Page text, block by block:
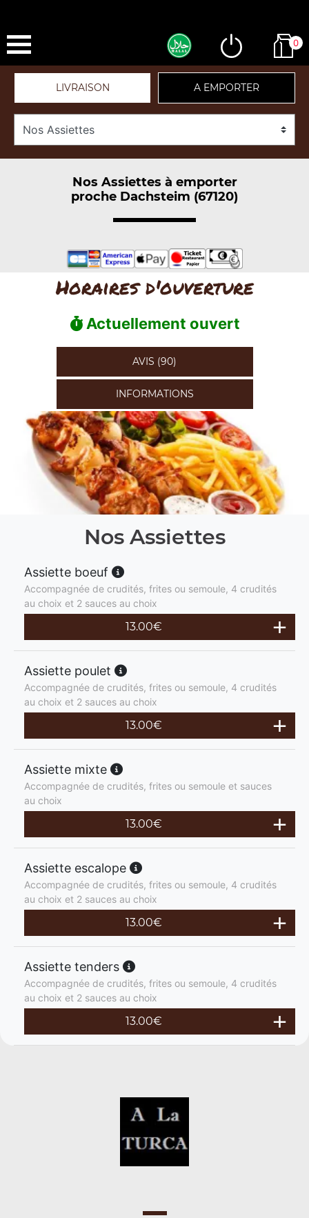
0
LIVRAISON A EMPORTER
Nos Assiettes à emporter
proche Dachsteim (67120)
Horaires d'ouverture
Actuellement ouvert
AVIS (90)
INFORMATIONS
Nos Assiettes
Assiette boeuf
Accompagnée de crudités, frites ou semoule, 4 crudités
au choix et 2 sauces au choix
13.00€
Assiette poulet
Accompagnée de crudités, frites ou semoule, 4 crudités
au choix et 2 sauces au choix
13.00€
Assiette mixte
Accompagnée de crudités, frites ou semoule et sauces
au choix
13.00€
Assiette escalope
Accompagnée de crudités, frites ou semoule, 4 crudités
au choix et 2 sauces au choix
13.00€
Assiette tenders
Accompagnée de crudités, frites ou semoule, 4 crudités
au choix et 2 sauces au choix
13.00€